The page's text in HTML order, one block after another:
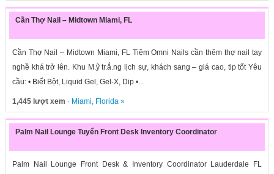
Cần Thợ Nail – Midtown Miami, FL
Cần Thợ Nail – Midtown Miami, FL Tiệm Omni Nails cần thêm thợ nail tay
nghề khá trở lên. Khu M.ỹ tr.ắ.ng lịch sự, khách sang – giá cao, tip tốt Yêu
cầu: • Biết Bột, Liquid Gel, Gel-X, Dip •...
1,445 lượt xem · Miami, Florida»
Palm Nail Lounge Tuyển Front Desk Inventory Coordinator
Palm Nail Lounge Front Desk & Inventory Coordinator Lauderdale FL